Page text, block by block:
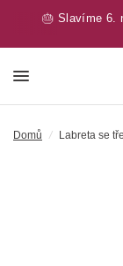
🎂 Slavíme 6.
Domů / Labreta se